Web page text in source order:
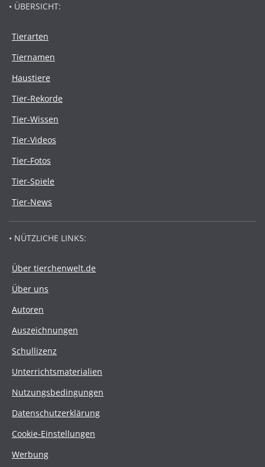
• ÜBERSICHT:
Tierarten
Tiernamen
Haustiere
Tier-Rekorde
Tier-Wissen
Tier-Videos
Tier-Fotos
Tier-Spiele
Tier-News
• NÜTZLICHE LINKS:
Über tierchenwelt.de
Über uns
Autoren
Auszeichnungen
Schullizenz
Unterrichtsmaterialien
Nutzungsbedingungen
Datenschutzerklärung
Cookie-Einstellungen
Werbung